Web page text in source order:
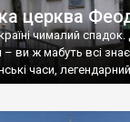
церква
чималий
– ви ж мабуть всі
часи,